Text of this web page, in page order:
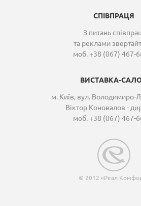
СПІВПРАЦЯ
З питань
та реклами
моб. +38 (067) 467-
ВИСТАВКА-
м. Київ, вул. Володимиро-
Віктор Коновалов -
моб. +38 (067) 467-
© 2012 «Реал